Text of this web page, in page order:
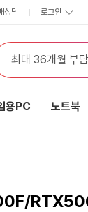
상담 로그인
용PC 노트북